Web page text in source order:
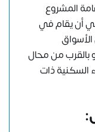
المشروع
أن يقام في
بالقرب من محال
السكنية ذات